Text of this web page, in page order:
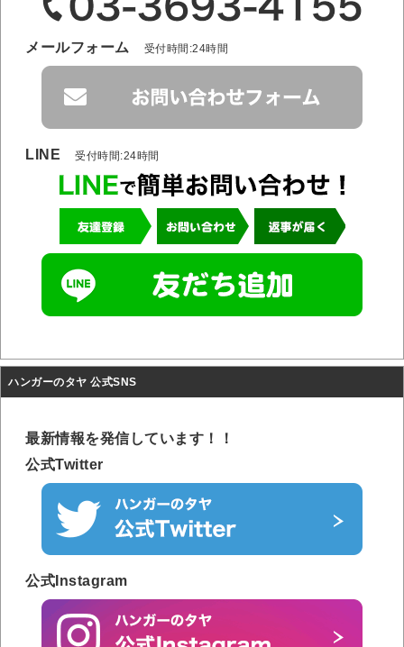
メールフォーム 受付時間:24時間
LINE 受付時間:24時間
ハンガーのタヤ 公式SNS
最新情報を発信しています！！
公式Twitter
公式Instagram